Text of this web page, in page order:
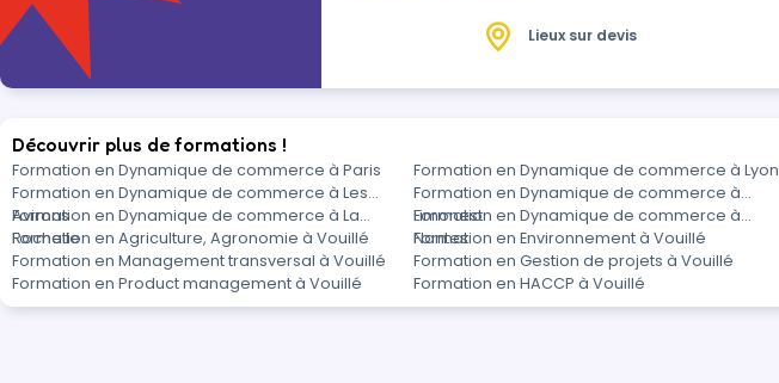
Lieux sur devis
Découvrir plus de formations !
Formation en Dynamique de commerce à Paris Formation en Dynamique de commerce à Lyon
Formation en Dynamique de commerce à Les
Avirons
Formation en Dynamique de commerce à
Limonest
Formation en Dynamique de commerce à La
Rochelle
Formation en Dynamique de commerce à
Nantes
Formation en Agriculture, Agronomie à Vouillé Formation en Environnement à Vouillé
Formation en Management transversal à Vouillé
Formation en Gestion de projets à Vouillé
Formation en Product management à Vouillé
Formation en HACCP à Vouillé